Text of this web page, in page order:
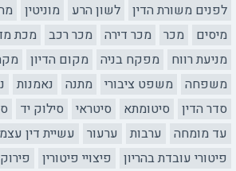
לפנים משורת הדין
לשון הרע מוניטין
מיסים
מכר מכר דירה מכר רכב מכת
מניעת רווח
מפקח בניה מקום הדיון
משפחה
משפט ציבורי מתנה נאמנות
סדר הדין
סיטומתא סיטראי סילוק יד
עד מומחה
ערבות ערעור
עשיית דין
פיטורי עובדת בהריון
פיצויי פיטורין